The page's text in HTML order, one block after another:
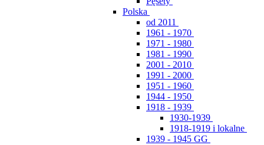
Polska
od 2011
1961 - 1970
1971 - 1980
1981 - 1990
2001 - 2010
1991 - 2000
1951 - 1960
1944 - 1950
1918 - 1939
1930-1939
1918-1919 i lokalne
1939 - 1945 GG